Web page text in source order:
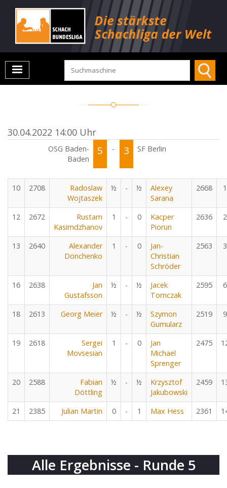
30.04.2022 14:00 Uhr
OSG Baden-
Baden
5 - 3 SF Berlin
10 2708
Radoslaw
Wojtaszek
½ - ½
Alexey
Sarana
2668 1
12 2672
Rustam
Kasimdzhanov
1 - 0
Kacper
Piorun
2636 2
13 2640
Alexander
Donchenko
1 - 0
Jan-
Christian
Schröder
2563 3
16 2638
Jan
Gustafsson
½ - ½
Jacek
Tomczak
2595 6
18 2613 Georg Meier ½ - ½
Szymon
Gumularz
2519 9
19 2618
Sergei
Movsesian
1 - 0
Jan
Michael
Sprenger
2475
20 2588
Fabian
Döttling
½ - ½
Krzysztof
Jakubowski
2459
21 2385 Julian Martin 0 - 1 Max Hess 2361
Alle Ergebnisse - Runde 5